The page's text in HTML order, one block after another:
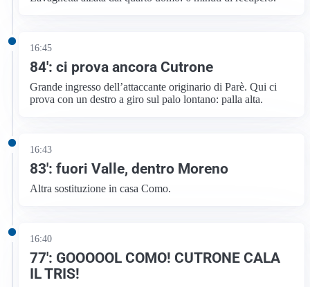
16:45
84′: ci prova ancora Cutrone
Grande ingresso dell’attaccante originario di Parè. Qui ci
prova con un destro a giro sul palo lontano: palla alta.
16:43
83′: fuori Valle, dentro Moreno
Altra sostituzione in casa Como.
16:40
77′: GOOOOOL COMO! CUTRONE CALA
IL TRIS!